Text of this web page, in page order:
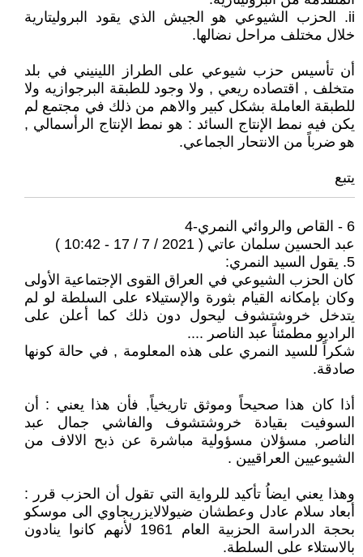
ii. الحزب الشيوعي هو الجيش الذي يقود البروليتارية
خلال مختلف مراحل نضالها.
أن تأسيس حزب شيوعي على الطراز اللينيني في بلد
متخلف , اقتصاده ريعي , ولا وجود للطبقة البرجوازيه ولا
للطبقة العاملة بشكل كبير والاهم من ذلك في مجتمع لم
يكن فيه نمط الإنتاج السائد : هو نمط الإنتاج الرأسمالي ,
هو ضرباً من الانتحار الجماعي.
يتبع
6 - القاص والروائي النمري-4
عبد الحسين سلمان عاتي ( 2021 / 7 / 17 - 10:42 )
5. يقول السيد النمري:
كان الحزب الشيوعي في العراق القوى الإجتماعية الأولى
وكان بإمكانه القيام بثورة والإستيلاء على السلطة لو لم
يتدخل خروشتشوف ليحول دون ذلك كما أعلن على
الراديو مطمئناً عبد الناصر ....
شكراً للسيد النمري على هذه المعلومة , في حالة كونها
صادقة.
أذا كان هذا صحيحاً وموثق تاريخياً, فأن هذا يعني : أن
السوفيت بقيادة خروشتشوف والفاشي جمال عبد
الناصر, مسؤلان مسؤولية مباشرة عن ذبح الالاف من
الشيوعيين العراقيين .
وهذا يعني ايضاُ تأكيد للرواية التي تقول أن الحزب قرر :
أبعاد سلام عادل وعطشان ضيولالايزريجاوي الى موسكو
بحجة الدراسة الحزبية العام 1961 لأنهم كانوا ينادون
بالاستلاء على السلطة.